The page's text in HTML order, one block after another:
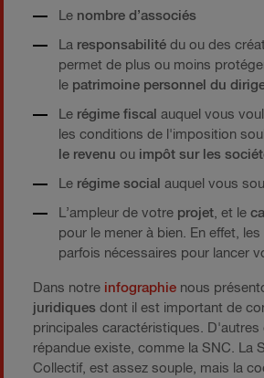
Le nombre d’associés
La responsabilité du ou des
permet de plus ou moins
le patrimoine personnel du
Le régime fiscal auquel vous
les conditions de l'imposition
le revenu ou impôt sur les
Le régime social auquel vous
L’ampleur de votre projet, et le
pour le mener à bien. En effet,
parfois nécessaires pour lancer
Dans notre infographie nous
juridiques dont il est important de
principales caractéristiques.
répandue existe, comme la SNC. La
Collectif, est assez souple, mais la